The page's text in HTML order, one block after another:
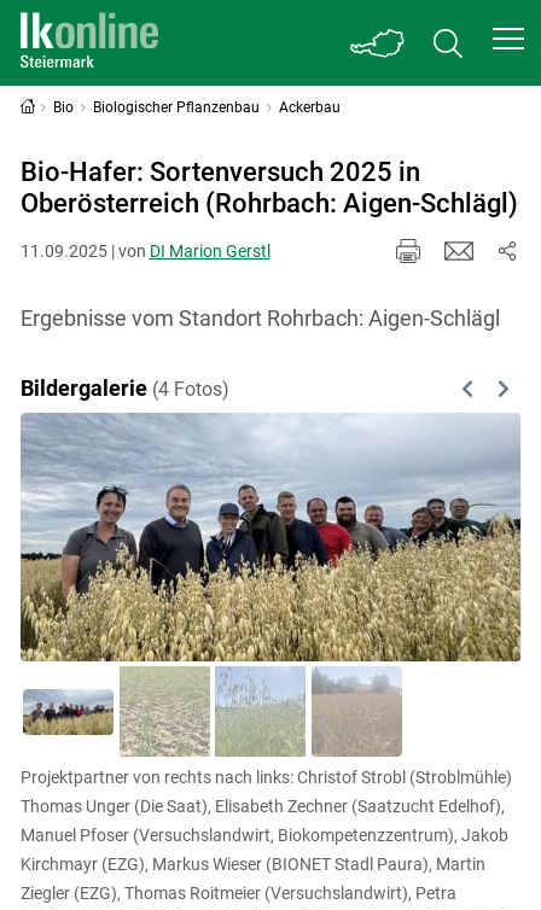
Bio Biologischer Pflanzenbau Ackerbau
Bio-Hafer: Sortenversuch 2025 in
Oberösterreich (Rohrbach: Aigen-Schlägl)
11.09.2025 | von DI Marion Gerstl
Ergebnisse vom Standort Rohrbach: Aigen-Schlägl
Bildergalerie (4 Fotos) Previous
Next
Projektpartner von rechts nach links: Christof Strobl (Stroblmühle)
Thomas Unger (Die Saat), Elisabeth Zechner (Saatzucht Edelhof),
Manuel Pfoser (Versuchslandwirt, Biokompetenzzentrum), Jakob
Kirchmayr (EZG), Markus Wieser (BIONET Stadl Paura), Martin
Ziegler (EZG), Thomas Roitmeier (Versuchslandwirt), Petra